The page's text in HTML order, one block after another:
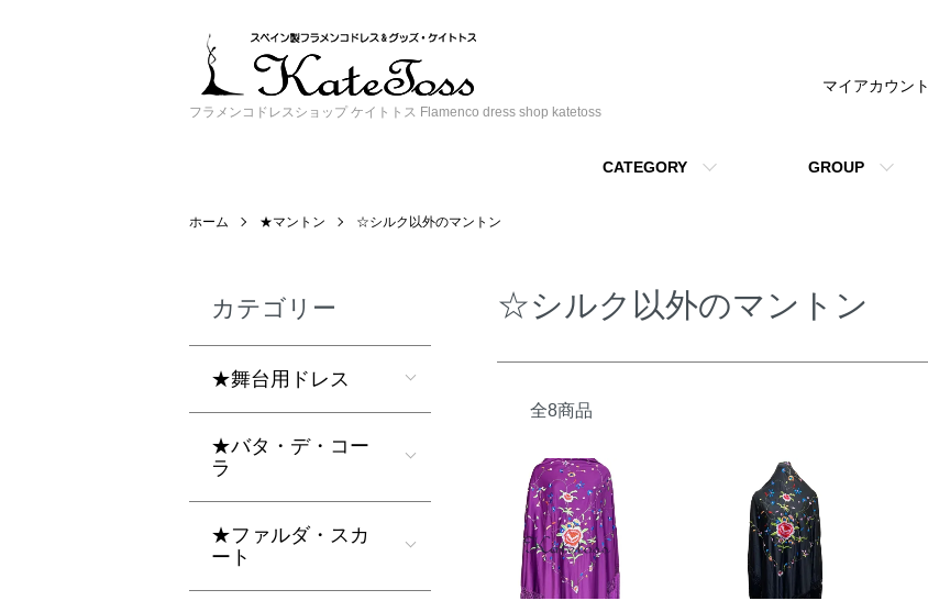
フラメンコドレスショップ ケイトトス Flamenco dress shop katetoss
CATEGORY GROUP
マイアカウント
ホーム ★マントン ☆シルク以外のマントン
☆シルク以外のマントン
全8商品
カテゴリー
★舞台用ドレス
★バタ・デ・コー
ラ
★ファルダ・スカ
ート